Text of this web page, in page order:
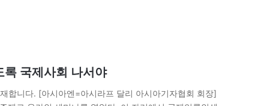
록 국제사회 나서야
합니다. [아시아엔=아시라프 달리 아시아기자협회 회장]